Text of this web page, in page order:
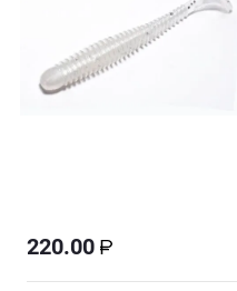
220.00